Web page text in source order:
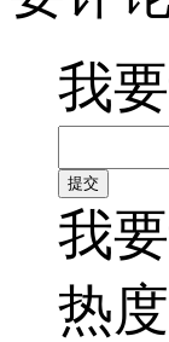
我
我
热度